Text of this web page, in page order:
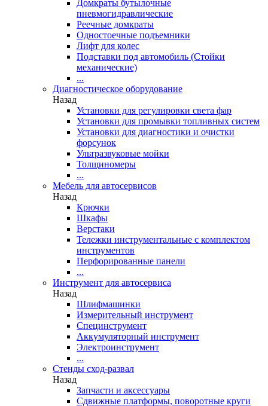
Домкраты бутылочные
пневмогидравлические
Реечные домкраты
Одностоечные подъемники
Лифт для колес
Подставки под автомобиль (Стойки
механические)
...
Диагностическое оборудование
Назад
Установки для регулировки света фар
Установки для промывки топливных систем
Установки для диагностики и очистки
форсунок
Ультразвуковые мойки
Толщиномеры
...
Мебель для автосервисов
Назад
Крючки
Шкафы
Верстаки
Тележки инструментальные с комплектом
инструментов
Перфорированные панели
...
Инструмент для автосервиса
Назад
Шлифмашинки
Измерительный инструмент
Специнструмент
Аккумуляторный инструмент
Электроинструмент
...
Стенды сход-развал
Назад
Запчасти и аксессуары
Сдвижные платформы, поворотные круги